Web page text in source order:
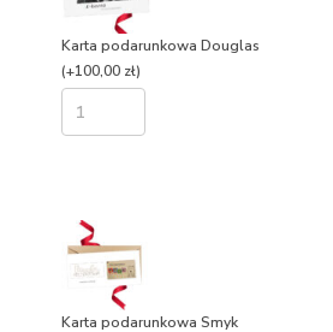
Karta podarunkowa Douglas
(+100,00 zł)
Karta podarunkowa Smyk